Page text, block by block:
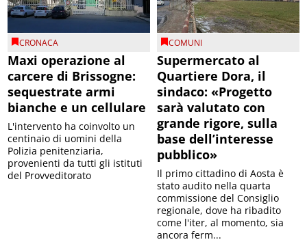
CRONACA
Maxi operazione al
carcere di Brissogne:
sequestrate armi
bianche e un cellulare
L'intervento ha coinvolto un
centinaio di uomini della
Polizia penitenziaria,
provenienti da tutti gli istituti
del Provveditorato
COMUNI
Supermercato al
Quartiere Dora, il
sindaco: «Progetto
sarà valutato con
grande rigore, sulla
base dell’interesse
pubblico»
Il primo cittadino di Aosta è
stato audito nella quarta
commissione del Consiglio
regionale, dove ha ribadito
come l'iter, al momento, sia
ancora ferm...